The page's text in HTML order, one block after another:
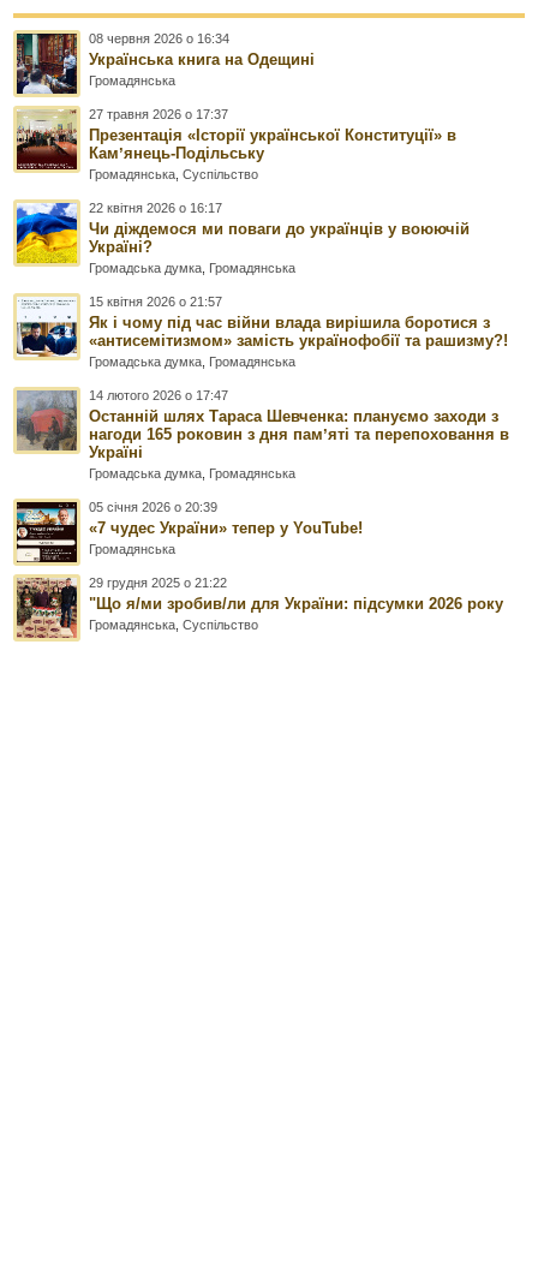
08 червня 2026 о 16:34
Українська книга на Одещині
Громадянська
27 травня 2026 о 17:37
Презентація «Історії української Конституції» в
Камʼянець-Подільську
Громадянська ,Суспільство
22 квітня 2026 о 16:17
Чи діждемося ми поваги до українців у воюючій
Україні?
Громадська думка Громадянська
15 квітня 2026 о 21:57
Як і чому під час війни влада вирішила боротися з
«антисемітизмом» замість українофобії та рашизму?!
Громадська думка Громадянська
14 лютого 2026 о 17:47
Останній шлях Тараса Шевченка: плануємо заходи з
нагоди 165 роковин з дня памʼяті та перепоховання в
Україні
Громадська думка Громадянська
05 січня 2026 о 20:39
«7 чудес України» тепер у YouTube!
Громадянська
29 грудня 2025 о 21:22
"Що я/ми зробив/ли для України: підсумки 2026 року
Громадянська ,Суспільство